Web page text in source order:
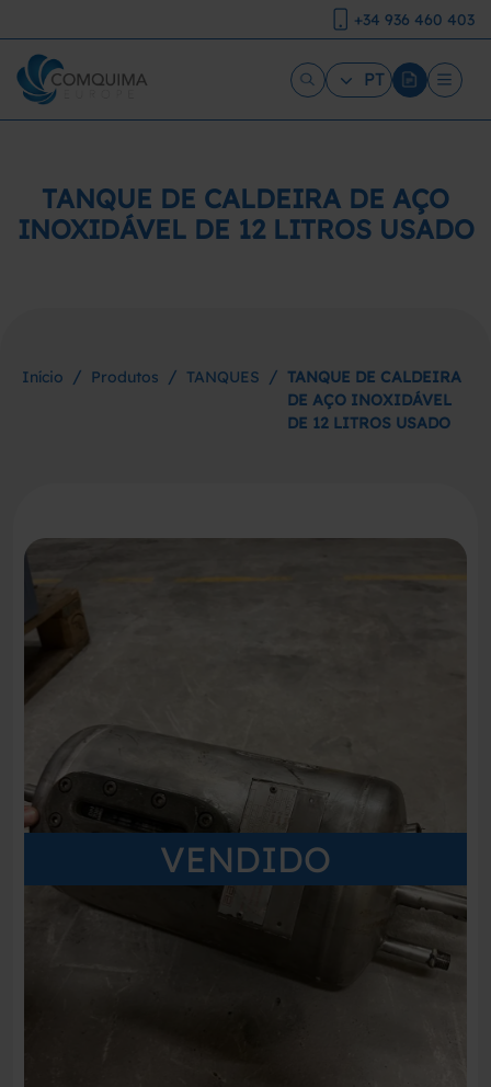
+34 936 460 403
PT
TANQUE DE CALDEIRA DE AÇO
INOXIDÁVEL DE 12 LITROS USADO
Início / Produtos / TANQUES / TANQUE DE CALDEIRA
DE AÇO INOXIDÁVEL
DE 12 LITROS USADO
VENDIDO